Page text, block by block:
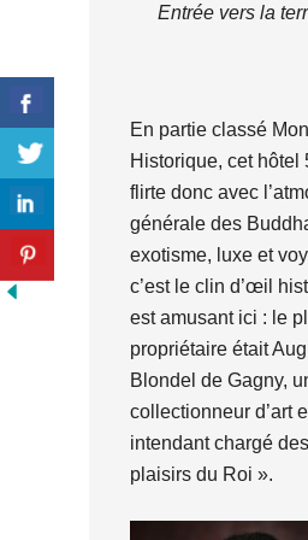
Entrée vers la
En partie classé
Historique, cet hôtel
flirte donc avec
générale des
exotisme, luxe et
c’est le clin d’œil
est amusant ici : le
propriétaire était
Blondel de Gagny,
collectionneur d’art
intendant chargé
plaisirs du Roi ».